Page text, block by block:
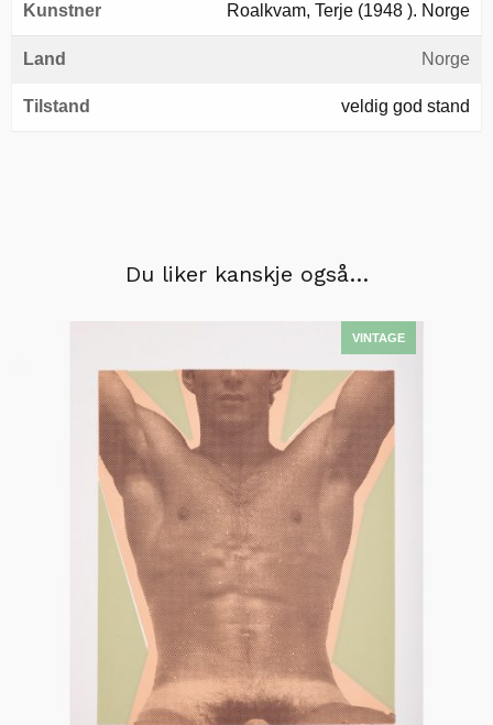
Kunstner Roalkvam, Terje (1948 ). Norge
Land Norge
Tilstand veldig god stand
Du liker kanskje også…